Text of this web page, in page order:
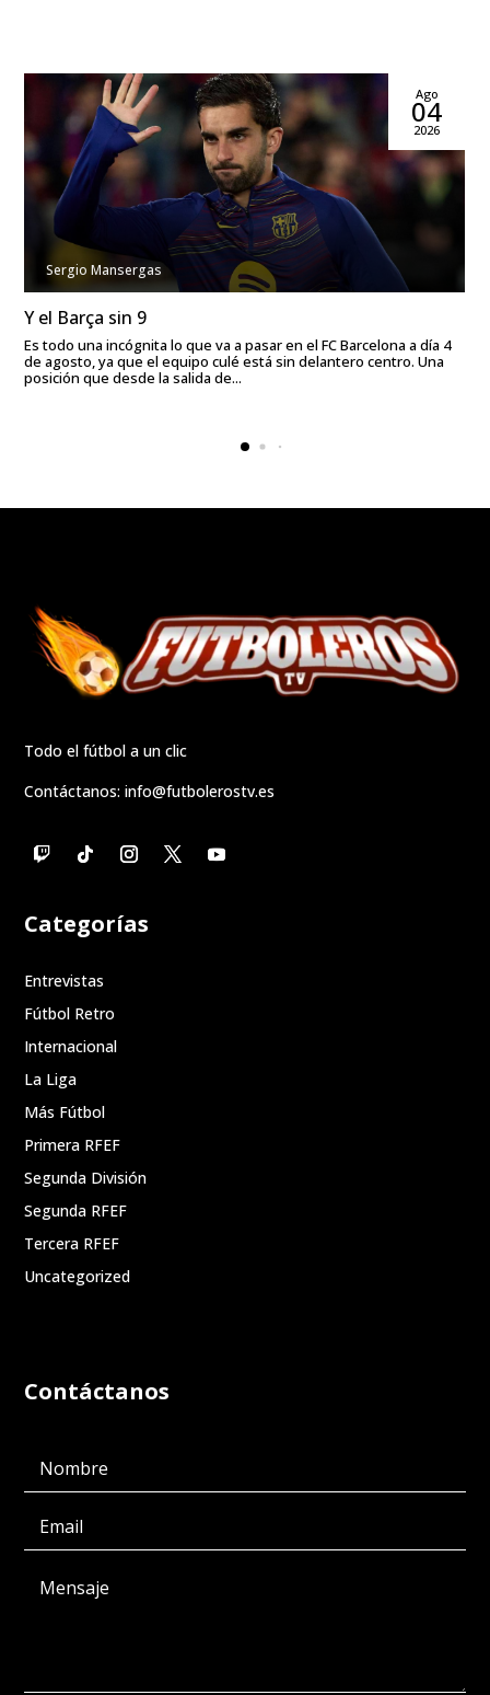
Sergio Mansergas
Ago
04
2026
Y el Barça sin 9
Es todo una incógnita lo que va a pasar en el FC Barcelona a día 4
de agosto, ya que el equipo culé está sin delantero centro. Una
posición que desde la salida de...
Todo el fútbol a un clic
Contáctanos:info@futbolerostv.es
Categorías
Entrevistas
Fútbol Retro
Internacional
La Liga
Más Fútbol
Primera RFEF
Segunda División
Segunda RFEF
Tercera RFEF
Uncategorized
Contáctanos